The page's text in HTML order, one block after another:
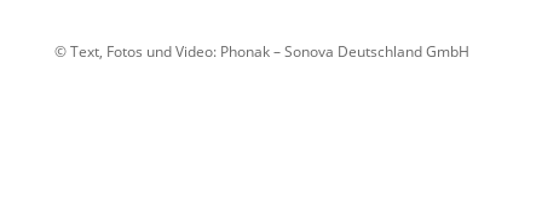
© Text, Fotos und Video: Phonak – Sonova Deutschland GmbH